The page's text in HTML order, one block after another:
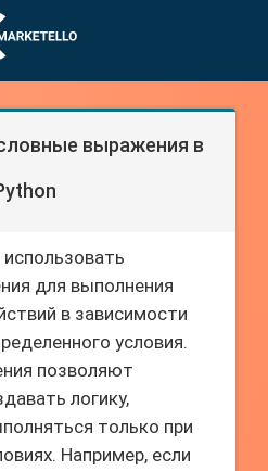
выражения в
для выполнения
в зависимости
условия.
позволяют
логику,
только при
Например, если